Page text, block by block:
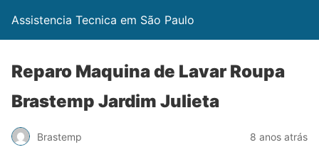
Assistencia Tecnica em São Paulo
Reparo Maquina de Lavar Roupa
Brastemp Jardim Julieta
Brastemp 8 anos atrás